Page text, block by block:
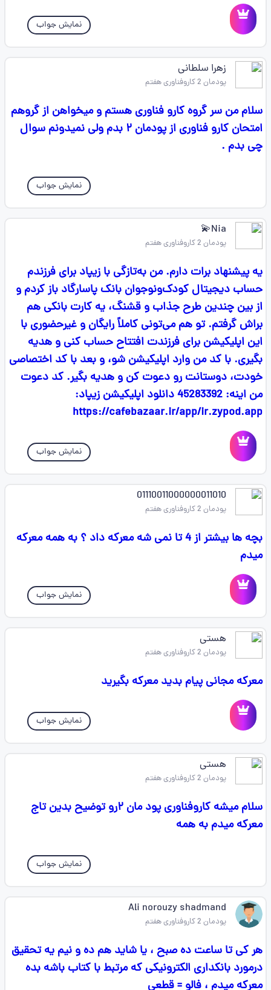
نمایش جواب
زهرا سلطانی
پودمان 2 کاروفناوری هفتم
سلام من سر گروه کارو فناوری هستم و میخواهن از گروهم
امتحان کارو فناوری از پودمان ۲ بدم ولی نمیدونم سوال
چی بدم .
نمایش جواب
Nia💫
پودمان 2 کاروفناوری هفتم
یه پیشنهاد برات دارم. من به‌تازگی با زیپاد برای فرزندم
حساب دیجیتال کودک‌ونوجوان بانک پاسارگاد باز کردم و
از بین چندین طرح جذاب و قشنگ، یه کارت بانکی هم
براش گرفتم. تو هم می‌تونی کاملاً رایگان و غیرحضوری با
این اپلیکیشن برای فرزندت افتتاح حساب کنی و هدیه
بگیری. با کد من وارد اپلیکیشن شو، و بعد با کد اختصاصی
خودت، دوستانت رو دعوت کن و هدیه بگیر. کد دعوت
من اینه: 45283392 دانلود اپلیکیشن زیپاد:
https://cafebazaar.ir/app/ir.zypod.app
نمایش جواب
01110011000000011010
پودمان 2 کاروفناوری هفتم
بچه ها بیشتر از 4 تا نمی شه معرکه داد ؟ به همه معرکه
میدم
نمایش جواب
هستی
پودمان 2 کاروفناوری هفتم
معرکه مجانی پیام بدید معرکه بگیرید
نمایش جواب
هستی
پودمان 2 کاروفناوری هفتم
سلام میشه کاروفناوری پود مان ۲رو توضیح بدین تاج
معرکه میدم به همه
نمایش جواب
Ali norouzy shadmand
پودمان 2 کاروفناوری هفتم
هر کی تا ساعت ده صبح ، یا شاید هم ده و نیم یه تحقیق
درمورد بانکداری الکترونیکی که مرتبط با کتاب باشه بده
معرکه میدم ، فالو = قطعی